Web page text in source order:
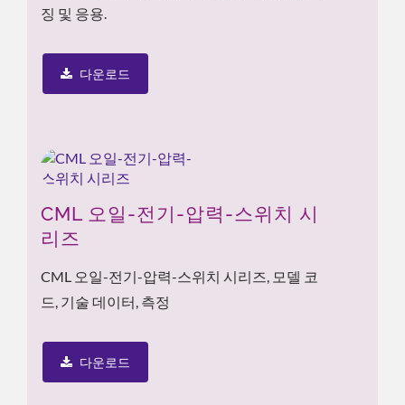
징 및 응용.
다운로드
CML 오일-전기-압력-스위치 시
리즈
CML 오일-전기-압력-스위치 시리즈, 모델 코
드, 기술 데이터, 측정
다운로드